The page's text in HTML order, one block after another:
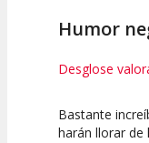
Humor
Desglose
10
Bastante
harán llorar de